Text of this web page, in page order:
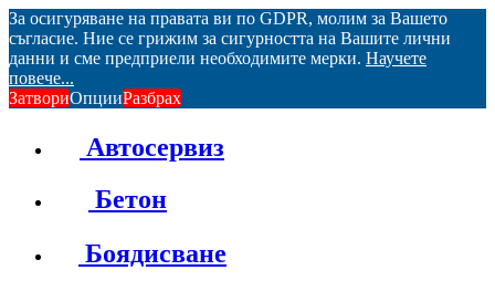
За осигуряване на правата ви по GDPR, молим за Вашето
съгласие. Ние се грижим за сигурността на Вашите лични
данни и сме предприели необходимите мерки. Научете
повече...
ЗатвориОпцииРазбрах
Автосервиз
Бетон
Боядисване